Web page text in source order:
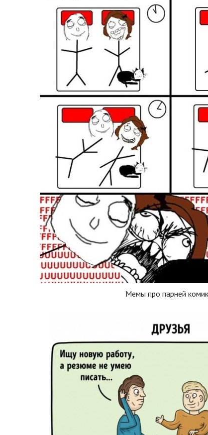
Мемы про парней